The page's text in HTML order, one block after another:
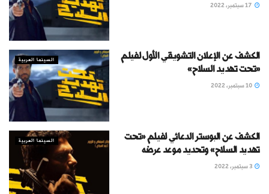
السينما العربية
الكشف عن الإعلان التشويقي الأول لفيلم
«تحت تهديد السلاح»
السينما العربية
الكشف عن البوستر الدعائي لفيلم «تحت
تهديد السلاح» وتحديد موعد عرضه